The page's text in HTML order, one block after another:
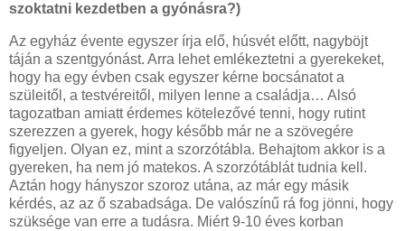
szoktatni kezdetben a gyónásra?)
Az egyház évente egyszer írja elő, húsvét előtt, nagyböjt
táján a szentgyónást. Arra lehet emlékeztetni a gyerekeket,
hogy ha egy évben csak egyszer kérne bocsánatot a
szüleitől, a testvéreitől, milyen lenne a családja… Alsó
tagozatban amiatt érdemes kötelezővé tenni, hogy rutint
szerezzen a gyerek, hogy később már ne a szövegére
figyeljen. Olyan ez, mint a szorzótábla. Behajtom akkor is a
gyereken, ha nem jó matekos. A szorzótáblát tudnia kell.
Aztán hogy hányszor szoroz utána, az már egy másik
kérdés, az az ő szabadsága. De valószínű rá fog jönni, hogy
szüksége van erre a tudásra. Miért 9-10 éves korban